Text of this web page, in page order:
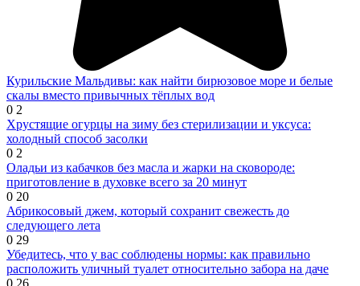
Курильские Мальдивы: как найти бирюзовое море и белые
скалы вместо привычных тёплых вод
0 2
Хрустящие огурцы на зиму без стерилизации и уксуса:
холодный способ засолки
0 2
Оладьи из кабачков без масла и жарки на сковороде:
приготовление в духовке всего за 20 минут
0 20
Абрикосовый джем, который сохранит свежесть до
следующего лета
0 29
Убедитесь, что у вас соблюдены нормы: как правильно
расположить уличный туалет относительно забора на даче
0 26